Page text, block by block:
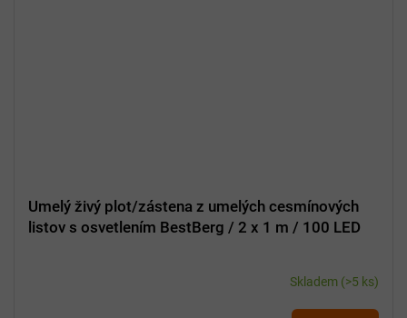
Umelý živý plot/zástena z umelých cesmínových
listov s osvetlením BestBerg / 2 x 1 m / 100 LED
Skladem (>5 ks)